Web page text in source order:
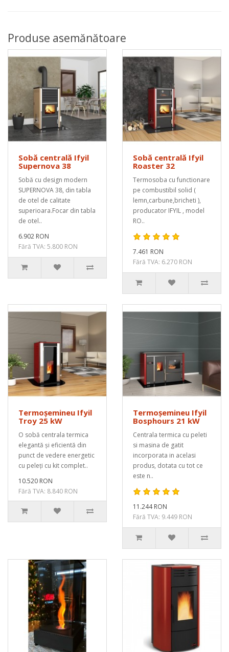
Produse asemănătoare
Sobă centrală Ifyil
Supernova 38
Sobă cu design modern
SUPERNOVA 38, din tabla
de otel de calitate
superioara.Focar din tabla
de otel..
6.902 RON
Fără TVA: 5.800 RON
Sobă centrală Ifyil
Roaster 32
Termosoba cu functionare
pe combustibil solid (
lemn,carbune,bricheti ),
producator IFYIL , model
RO..
7.461 RON
Fără TVA: 6.270 RON
Termoșemineu Ifyil
Troy 25 kW
O sobă centrala termica
elegantă și eficientă din
punct de vedere energetic
cu peleți cu kit complet..
10.520 RON
Fără TVA: 8.840 RON
Termoșemineu Ifyil
Bosphours 21 kW
Centrala termica cu peleti
si masina de gatit
incorporata in acelasi
produs, dotata cu tot ce
este n..
11.244 RON
Fără TVA: 9.449 RON